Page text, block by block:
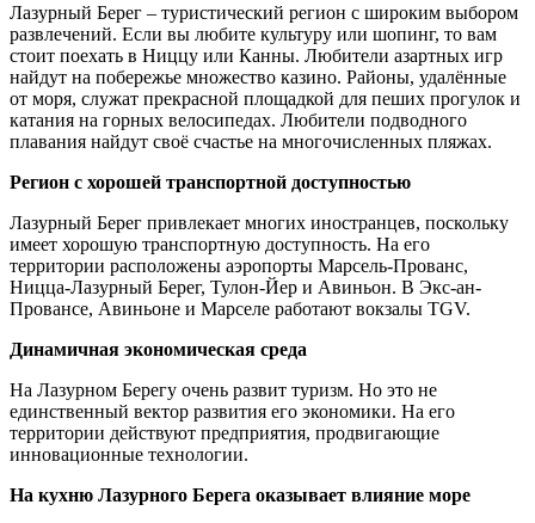
Лазурный Берег – туристический регион с широким выбором
развлечений. Если вы любите культуру или шопинг, то вам
стоит поехать в Ниццу или Канны. Любители азартных игр
найдут на побережье множество казино. Районы, удалённые
от моря, служат прекрасной площадкой для пеших прогулок и
катания на горных велосипедах. Любители подводного
плавания найдут своё счастье на многочисленных пляжах.
Регион с хорошей транспортной доступностью
Лазурный Берег привлекает многих иностранцев, поскольку
имеет хорошую транспортную доступность. На его
территории расположены аэропорты Марсель-Прованс,
Ницца-Лазурный Берег, Тулон-Йер и Авиньон. В Экс-ан-
Провансе, Авиньоне и Марселе работают вокзалы TGV.
Динамичная экономическая среда
На Лазурном Берегу очень развит туризм. Но это не
единственный вектор развития его экономики. На его
территории действуют предприятия, продвигающие
инновационные технологии.
На кухню Лазурного Берега оказывает влияние море